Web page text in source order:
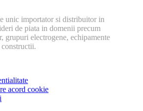
unic importator si distribuitor in
de piata in domenii precum
grupuri electrogene, echipamente
constructii.
acord cookie